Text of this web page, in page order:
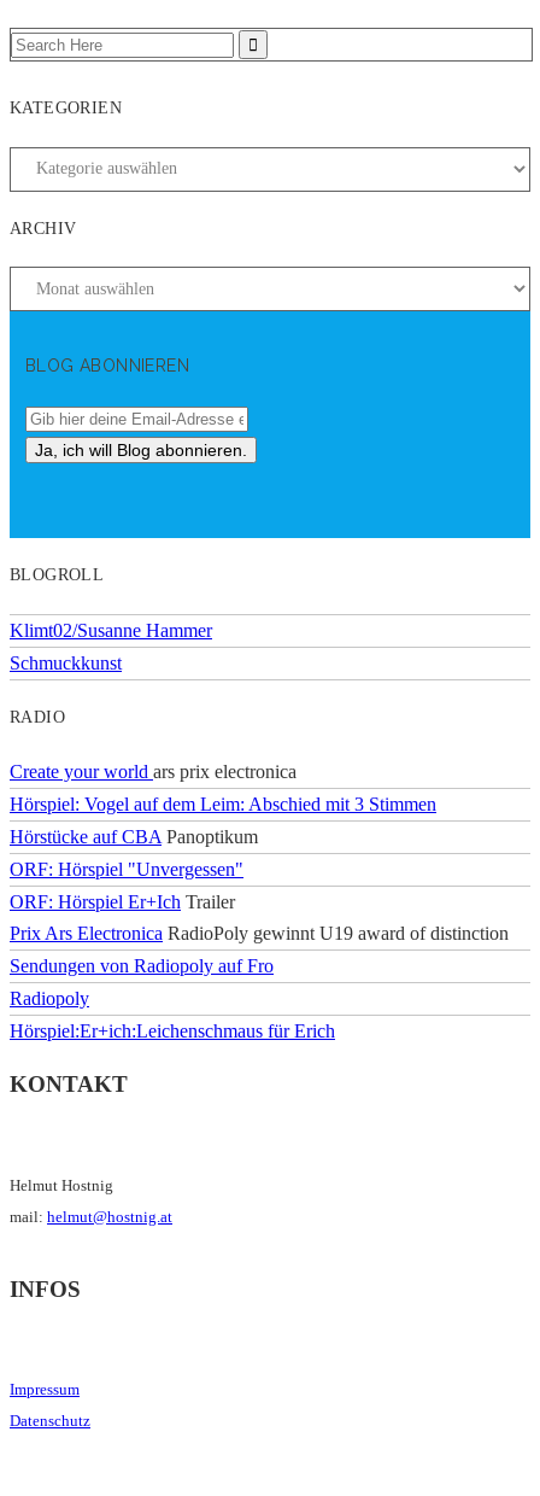
KATEGORIEN
ARCHIV
BLOG ABONNIEREN
BLOGROLL
Klimt02/Susanne Hammer
Schmuckkunst
RADIO
Create your world ars prix electronica
Hörspiel: Vogel auf dem Leim: Abschied mit 3 Stimmen
Hörstücke auf CBA Panoptikum
ORF: Hörspiel "Unvergessen"
ORF: Hörspiel Er+Ich Trailer
Prix Ars Electronica RadioPoly gewinnt U19 award of distinction
Sendungen von Radiopoly auf Fro
Radiopoly
Hörspiel:Er+ich:Leichenschmaus für Erich
KONTAKT
Helmut Hostnig
mail: helmut@hostnig.at
INFOS
Impressum
Datenschutz